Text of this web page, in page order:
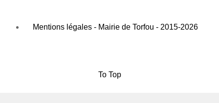
Mentions légales - Mairie de Torfou - 2015-2026
To Top